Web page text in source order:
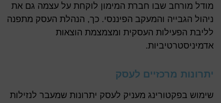
מודל מורחב שבו חברת המימון לוקחת על עצמה גם את
ניהול הגבייה והמעקב הפיננסי. כך, הנהלת העסק מתפנה
לליבת הפעילות העסקית ומצמצמת הוצאות
אדמיניסטרטיביות.
יתרונות מרכזיים לעסק
שימוש בפקטורינג מעניק לעסק יתרונות שמעבר לנזילות